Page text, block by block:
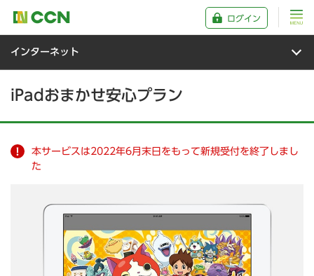
ログイン
インターネット
iPadおまかせ安心プラン
本サービスは2022年6月末日をもって新規受付を終了しまし
た